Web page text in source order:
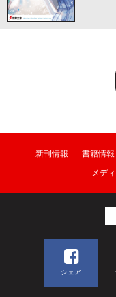
新刊情報 書籍情報
メデ
シェア